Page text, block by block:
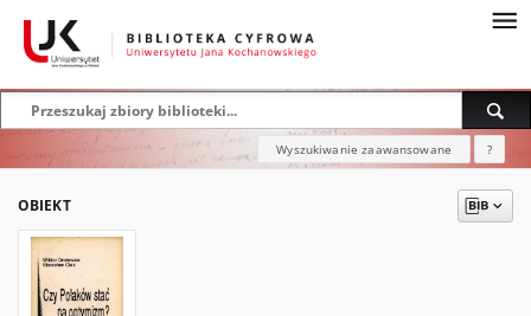
Wyszukiwanie zaawansowane ?
OBIEKT